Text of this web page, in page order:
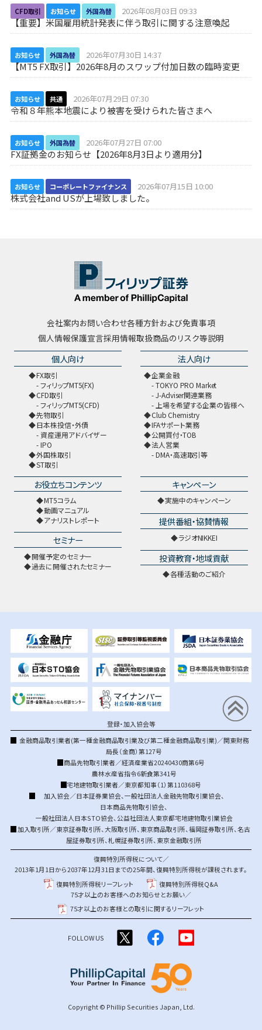
CFD取引 お知らせ 外国為替 2026年08月03日 09:33
【重要】米国雇用統計発表に伴う取引に関する注意喚起
お知らせ 外国為替 2026年07月30日 14:37
【MT5 FX取引】2026年8月のスワップ付加日数の臨時変更
お知らせ 共通 2026年07月29日 07:30
令和８年熊本地震により被害を受けられた皆さまへ
お知らせ 外国為替 2026年07月27日 07:00
FX証拠金のお知らせ【2026年8月3日より適用分】
お知らせ コーポレートファイナンス 2026年07月15日 10:00
株式会社and USが上場致しました。
会社案内お問い合わせ各種方針および免責事項
個人情報保護宣言採用情報取扱商品のリスク等説明
個人向け
FX取引
フィリップMT5(FX)
CFD取引
フィリップMT5(CFD)
先物取引
日本株投信・外債
資産運用アドバイザー
IPO
外国株取引
ST取引
法人向け
企業金融
TOKYO PRO Market
J-Adviser関連業務
上場を希望する企業の皆様へ
Club Chemistry
IFAサポート業務
公開買付・TOB
法人営業
DMA・高速取引等
お役立ちコンテンツ
MT5コラム
動画マニュアル
アナリストレポート
セミナー
開催予定のセミナー
過去に開催されたセミナー
キャンペーン
実施中のキャンペーン
提供番組・協賛情報
ラジオNIKKEI
投資教育・地域貢献
各種活動のご紹介
登録・加入協会等
金融商品取引業者(第一種金融商品取引業及び第二種金融商品取引業)／関東財務
局長（金商）第127号
商品先物取引業者／経済産業省20240430商第6号
農林水産省指令6新食第341号
宅地建物取引業者／東京都知事（1）第110368号
加入協会／日本証券業協会、 一般社団法人金融先物取引業協会、
日本商品先物取引協会、
一般社団法人日本STO協会、 公益社団法人東京都宅地建物取引業協会
加入取引所／東京証券取引所、大阪取引所、 東京商品取引所、福岡証券取引所、名古
屋証券取引所、札幌証券取引所、 東京金融取引所
復興特別所得税について／
2013年1月1日から2037年12月31日までの25年間、復興特別所得税が課税されます。
復興特別所得税リーフレット
復興特別所得税Q&A
75才以上のお客様へのお知らせとお願い／
75才以上のお客様との取引に関するリーフレット
FOLLOW US
Copyright © Phillip Securities Japan, Ltd.